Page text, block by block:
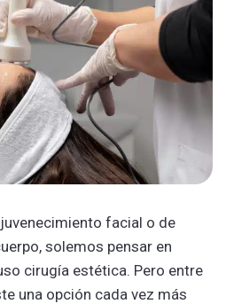
facial o de
solemos pensar en
cirugía estética. Pero entre
una opción cada vez más